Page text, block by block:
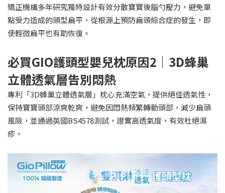
矯正機構多年研究獨特設計有效分散寶寶後腦勺壓力，避免單
點受力造成的頭型扁平，從根源上預防扁頭綜合症的發生，即
使輕微扁平也有助恢復。
必買GIO護頭型嬰兒枕原因2｜3D蜂巢
立體透氣層告別悶熱
專利「3D蜂巢立體透氣層」枕心充滿空氣，提供絕佳透氣性，
保持寶寶頭部涼爽乾爽，避免因悶熱頻繁轉動頭部，減少扁頭
風險，並通過英國BS4578測試，證實高透氣度，有效杜絕濕
疹。